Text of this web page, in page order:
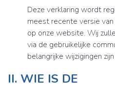
Deze verklaring wordt
meest recente versie
op onze website. Wij
via de gebruikelijke
belangrijke wijzigingen
II. WIE IS DE